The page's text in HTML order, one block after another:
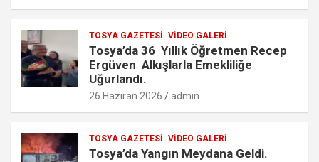
TOSYA GAZETESI VIDEO GALERI
Tosya’da 36 Yıllık Öğretmen Recep
Ergüven Alkışlarla Emekliliğe
Uğurlandı.
26 Haziran 2026 admin
TOSYA GAZETESI VIDEO GALERI
Tosya’da Yangın Meydana Geldi.